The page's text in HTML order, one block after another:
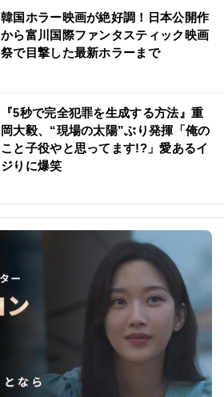
韓国ホラー映画が絶好調！日本公開作
から富川国際ファンタスティック映画
祭で目撃した最新ホラーまで
『5秒で完全犯罪を生成する方法』重
岡大毅、“現場の太陽”ぶり発揮「俺の
こと子役やと思ってます!?」愛あるイ
ジりに爆笑